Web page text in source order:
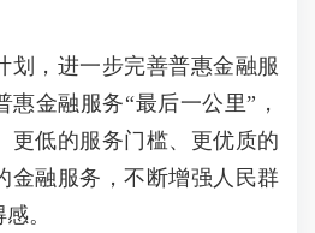
，进一步完善普惠金融服
金融服务“最后一公里”，
更低的服务门槛、更优质的
金融服务，不断增强人民群
。